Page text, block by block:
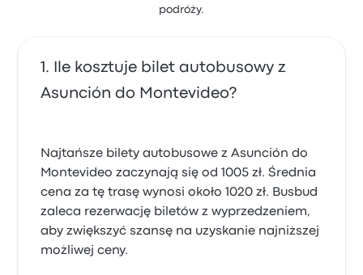
podróży.
Ile kosztuje bilet autobusowy z
Asunción do Montevideo?
Najtańsze bilety autobusowe z Asunción do
Montevideo zaczynają się od 1005 zł. Średnia
cena za tę trasę wynosi około 1020 zł. Busbud
zaleca rezerwację biletów z wyprzedzeniem,
aby zwiększyć szansę na uzyskanie najniższej
możliwej ceny.